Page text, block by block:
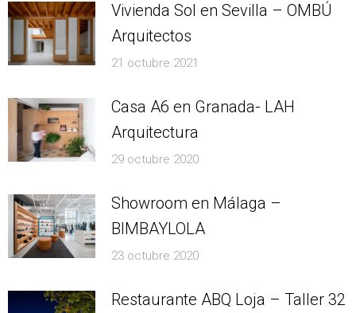
Vivienda Sol en Sevilla – OMBÚ
Arquitectos
21 octubre 2021
Casa A6 en Granada- LAH
Arquitectura
29 octubre 2020
Showroom en Málaga –
BIMBAYLOLA
23 octubre 2020
Restaurante ABQ Loja – Taller 32